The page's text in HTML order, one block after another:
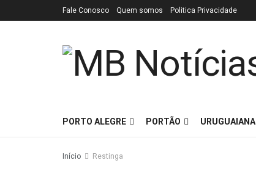
Fale Conosco Quem somos Politica Privacidade
PORTO ALEGRE PORTÃO URUGUAIANA
Início Restinga